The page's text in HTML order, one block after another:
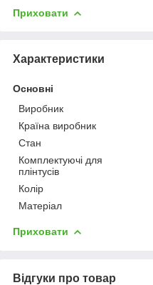
Приховати
Характеристики
Основні
Виробник
Країна виробник
Стан
Комплектуючі для
плінтусів
Колір
Матеріал
Приховати
Відгуки про товар